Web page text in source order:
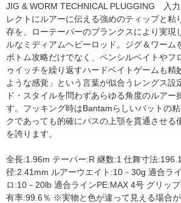
JIG & WORM TECHNICAL PLUGGING 入
レクトにルアーに伝える強めのティップと粘
存を、ローテーパーのブランクスにより実現
ルなミディアムヘビーロッド。ジグ＆ワーム
ボトム攻略だけでなく、ペンシルベイトやフ
ゥイッチを繰り返すハードベイトゲームも精
ような感覚」という言葉が似合うレングス設
ド・スタイルを問わずあらゆる角度のルアー
す。フッキング時はBantamらしいバットの
クであっても的確にバスの上顎を貫通させる
を誇ります。
全長:1.96m テーパー:R 継数:1 仕舞寸法
径:2.41mm ルアーウエイト:10－30g 適合ラ
ロ:10－20lb 適合ラインPE:MAX 4号 グリッ
有率:99.6％ ※実物と色が違って見える場合